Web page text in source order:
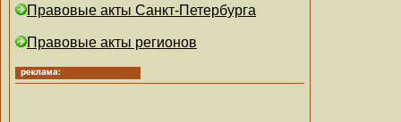
Правовые акты Санкт-Петербурга
Правовые акты регионов